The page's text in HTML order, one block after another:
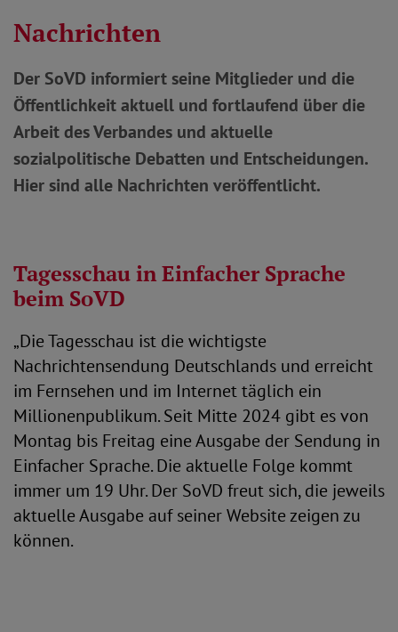
Nachrichten
Der SoVD informiert seine Mitglieder und die
Öffentlichkeit aktuell und fortlaufend über die
Arbeit des Verbandes und aktuelle
sozialpolitische Debatten und Entscheidungen.
Hier sind alle Nachrichten veröffentlicht.
Tagesschau in Einfacher Sprache
beim SoVD
„Die Tagesschau ist die wichtigste
Nachrichtensendung Deutschlands und erreicht
im Fernsehen und im Internet täglich ein
Millionenpublikum. Seit Mitte 2024 gibt es von
Montag bis Freitag eine Ausgabe der Sendung in
Einfacher Sprache. Die aktuelle Folge kommt
immer um 19 Uhr. Der SoVD freut sich, die jeweils
aktuelle Ausgabe auf seiner Website zeigen zu
können.